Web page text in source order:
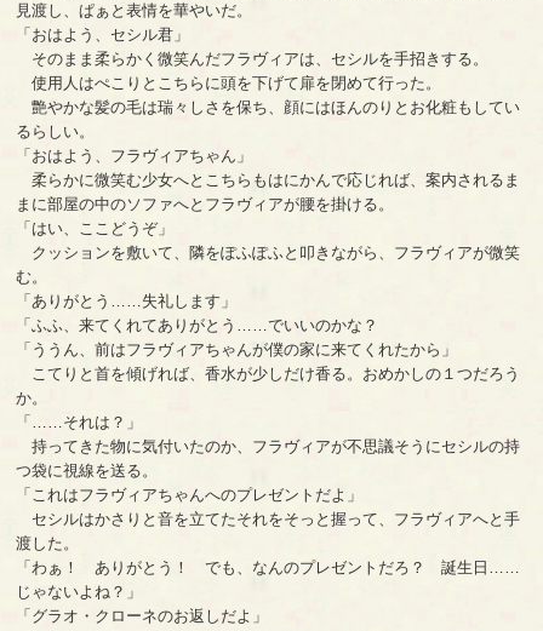
見渡し、ぱぁと表情を華やいだ。
「おはよう、セシル君」
そのまま柔らかく微笑んだフラヴィアは、セシルを手招きする。
使用人はぺこりとこちらに頭を下げて扉を閉めて行った。
艶やかな髪の毛は瑞々しさを保ち、顔にはほんのりとお化粧もしてい
るらしい。
「おはよう、フラヴィアちゃん」
柔らかに微笑む少女へとこちらもはにかんで応じれば、案内されるま
まに部屋の中のソファへとフラヴィアが腰を掛ける。
「はい、ここどうぞ」
クッションを敷いて、隣をぽふぽふと叩きながら、フラヴィアが微笑
む。
「ありがとう……失礼します」
「ふふ、来てくれてありがとう……でいいのかな？
「ううん、前はフラヴィアちゃんが僕の家に来てくれたから」
こてりと首を傾げれば、香水が少しだけ香る。おめかしの１つだろう
か。
「……それは？」
持ってきた物に気付いたのか、フラヴィアが不思議そうにセシルの持
つ袋に視線を送る。
「これはフラヴィアちゃんへのプレゼントだよ」
セシルはかさりと音を立てたそれをそっと握って、フラヴィアへと手
渡した。
「わぁ！ ありがとう！ でも、なんのプレゼントだろ？ 誕生日……
じゃないよね？」
「グラオ・クローネのお返しだよ」